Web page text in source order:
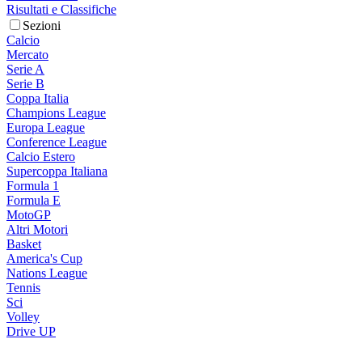
Risultati e Classifiche
Sezioni
Calcio
Mercato
Serie A
Serie B
Coppa Italia
Champions League
Europa League
Conference League
Calcio Estero
Supercoppa Italiana
Formula 1
Formula E
MotoGP
Altri Motori
Basket
America's Cup
Nations League
Tennis
Sci
Volley
Drive UP